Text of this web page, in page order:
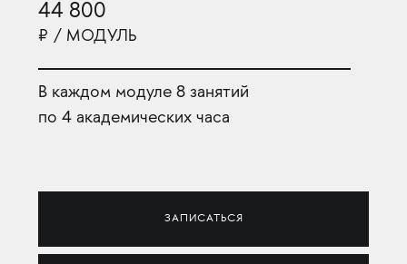
44 800
₽ / МОДУЛЬ
В каждом модуле 8 занятий
по 4 академических часа
ЗАПИСАТЬСЯ